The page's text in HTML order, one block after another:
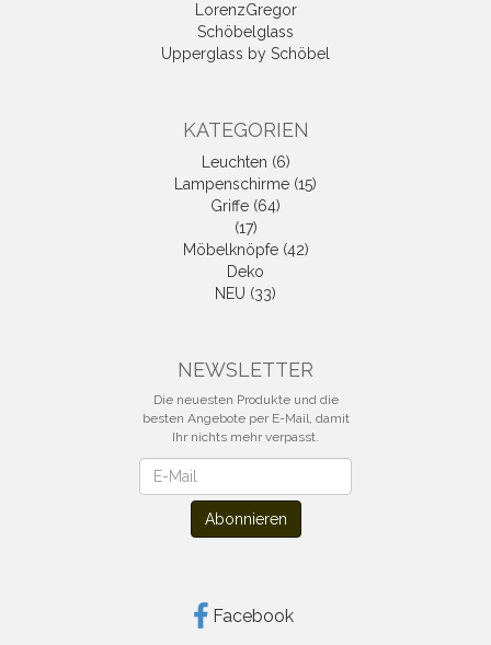
LorenzGregor
Schöbelglass
Upperglass by Schöbel
KATEGORIEN
Leuchten (6)
Lampenschirme (15)
Griffe (64)
(17)
Möbelknöpfe (42)
Deko
NEU (33)
NEWSLETTER
Die neuesten Produkte und die
besten Angebote per E-Mail, damit
Ihr nichts mehr verpasst.
Abonnieren
Facebook